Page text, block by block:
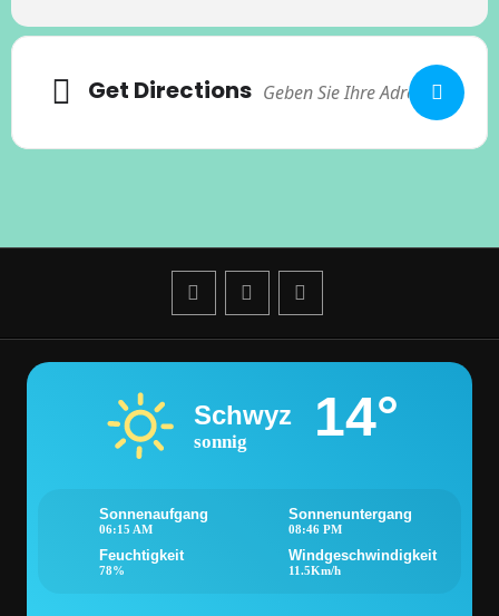
Get Directions
Schwyz
sonnig 14°
Sonnenaufgang
06:15 AM
Sonnenuntergang
08:46 PM
Feuchtigkeit
78%
Windgeschwindigkeit
11.5Km/h